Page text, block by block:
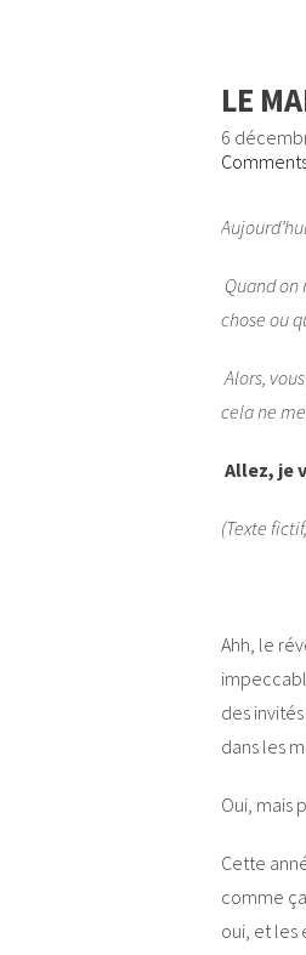
LE
6
Quand on
chose ou
Alors,
cela ne
Allez, je
(Texte
Ahh, le
des
dans les
Oui, mais
Cette
comme
oui, et les